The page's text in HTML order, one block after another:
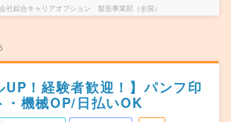
社綜合キャリアオプション 製造事業部（全国）
UP！経験者歓迎！】パンフ印
・機械OP/日払いOK